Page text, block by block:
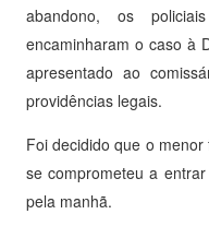
abandono, os
encaminharam o caso à
apresentado ao
providências legais.
Foi decidido que o
se comprometeu a
pela manhã.